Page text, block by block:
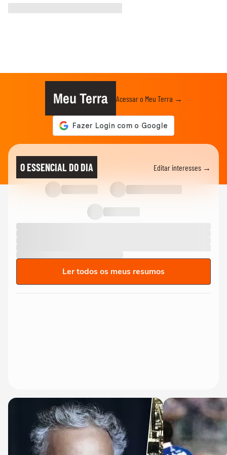
Meu Terra Acessar o Meu Terra →
O ESSENCIAL DO DIA Editar interesses →
Ler todos os meus resumos